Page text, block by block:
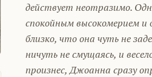
действует неотразимо.
спокойным высокомерием
близко, что она чуть не
ничуть не смущаясь, и
произнес, Джоанна сразу